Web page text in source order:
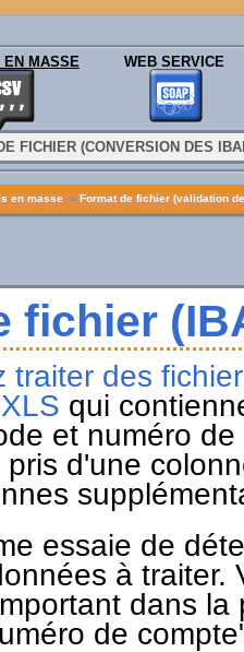
EN MASSE WEB SERVICE
FICHIER (CONVERSION DES
en masse » Format de fichier (validation
fichier
traiter des
qui
et numéro
d'une
essaie de
à traiter.
dans
de